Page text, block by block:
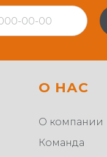
О НАС
О компании
Команда